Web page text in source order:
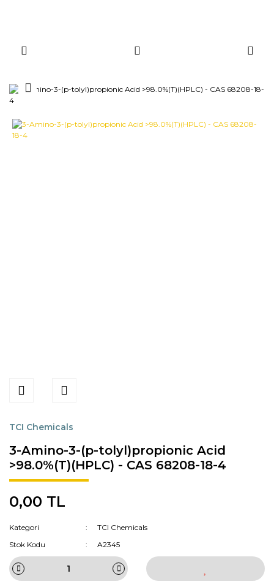
TCI Chemicals
3-Amino-3-(p-tolyl)propionic Acid
>98.0%(T)(HPLC) - CAS 68208-18-4
0,00 TL
Kategori
TCI Chemicals
Stok Kodu
A2345